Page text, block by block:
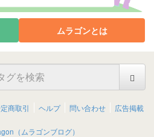
ムラゴンとは
商取引 ヘルプ 問い合わせ 広告掲載
（ムラゴンブログ）